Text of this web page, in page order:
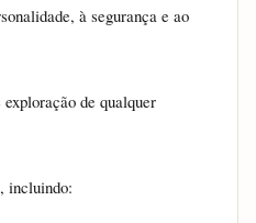
à segurança e ao
de qualquer
incluindo: